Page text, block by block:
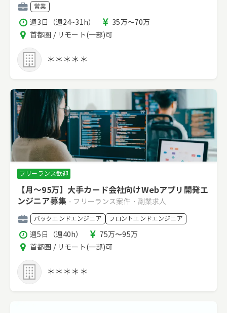
職
種
営業
稼
働
時
間
週3日（週24~31h）
報
酬
35万〜70万
エ
ア
首都圏 / リモート(一部)可
＊＊＊＊＊
フリーランス歓迎
【月～95万】大手カード会社向けWebアプリ開発エ
ンジニア募集 - フリーランス案件・副業求人
職
種
バックエンドエンジニア フロントエンドエンジニア
稼
働
時
間
週5日（週40h）
報
酬
75万〜95万
エ
ア
首都圏 / リモート(一部)可
＊＊＊＊＊